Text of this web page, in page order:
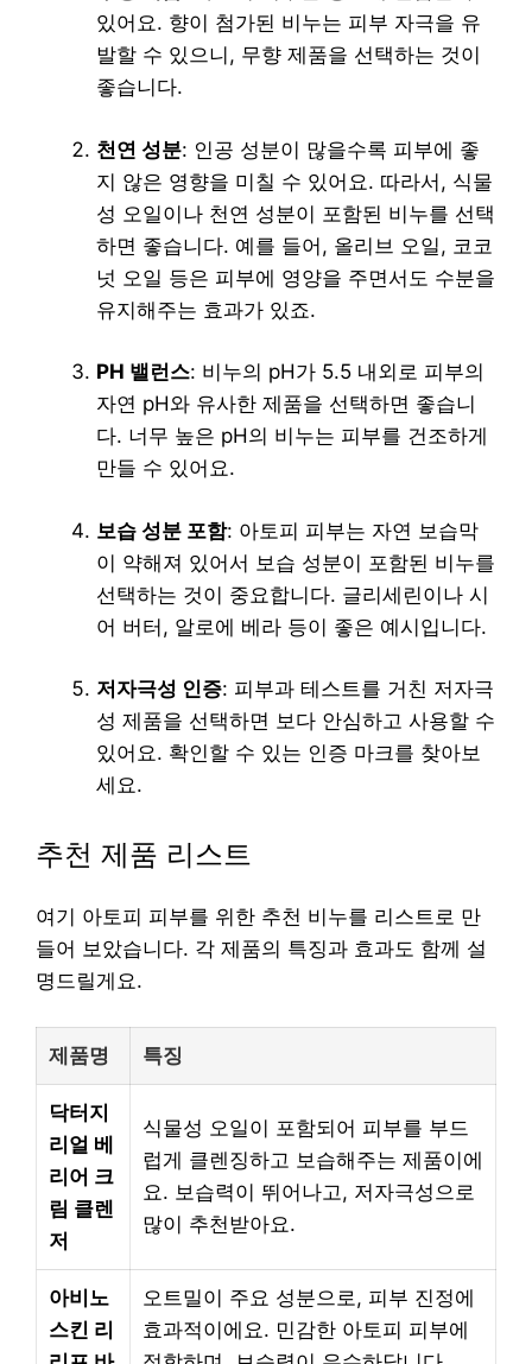
있어요. 향이 첨가된 비누는 피부 자극을 유
발할 수 있으니, 무향 제품을 선택하는 것이
좋습니다.
천연 성분: 인공 성분이 많을수록 피부에 좋
지 않은 영향을 미칠 수 있어요. 따라서, 식물
성 오일이나 천연 성분이 포함된 비누를 선택
하면 좋습니다. 예를 들어, 올리브 오일, 코코
넛 오일 등은 피부에 영양을 주면서도 수분을
유지해주는 효과가 있죠.
PH 밸런스: 비누의 pH가 5.5 내외로 피부의
자연 pH와 유사한 제품을 선택하면 좋습니
다. 너무 높은 pH의 비누는 피부를 건조하게
만들 수 있어요.
보습 성분 포함: 아토피 피부는 자연 보습막
이 약해져 있어서 보습 성분이 포함된 비누를
선택하는 것이 중요합니다. 글리세린이나 시
어 버터, 알로에 베라 등이 좋은 예시입니다.
저자극성 인증: 피부과 테스트를 거친 저자극
성 제품을 선택하면 보다 안심하고 사용할 수
있어요. 확인할 수 있는 인증 마크를 찾아보
세요.
추천 제품 리스트
여기 아토피 피부를 위한 추천 비누를 리스트로 만
들어 보았습니다. 각 제품의 특징과 효과도 함께 설
명드릴게요.
제품명 특징
닥터지
리얼 베
리어 크
림 클렌
저
식물성 오일이 포함되어 피부를 부드
럽게 클렌징하고 보습해주는 제품이에
요. 보습력이 뛰어나고, 저자극성으로
많이 추천받아요.
아비노
스킨 리
오트밀이 주요 성분으로, 피부 진정에
효과적이에요. 민감한 아토피 피부에